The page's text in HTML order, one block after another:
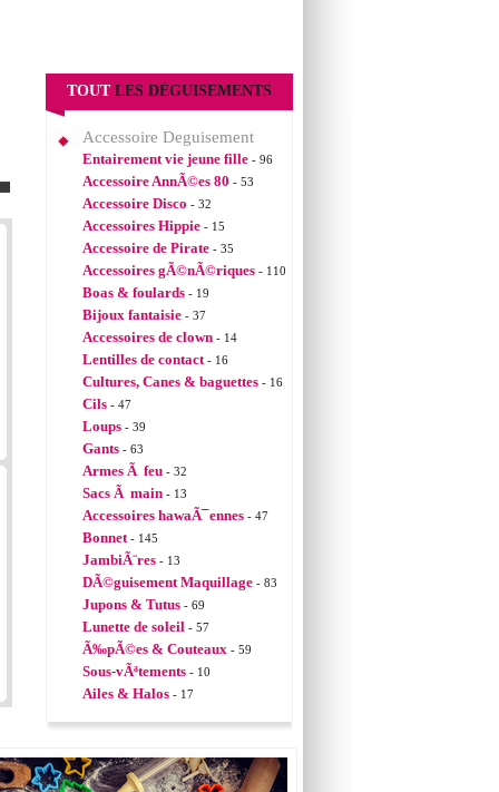
TOUT LES DÉGUISEMENTS
Accessoire Deguisement
Entairement vie jeune fille - 96
Accessoire AnnÃ©es 80 - 53
Accessoire Disco - 32
Accessoires Hippie - 15
Accessoire de Pirate - 35
Accessoires gÃ©nÃ©riques - 110
Boas & foulards - 19
Bijoux fantaisie - 37
Accessoires de clown - 14
Lentilles de contact - 16
Cultures, Canes & baguettes - 16
Cils - 47
Loups - 39
Gants - 63
Armes Ã feu - 32
Sacs Ã main - 13
Accessoires hawaÃ¯ennes - 47
Bonnet - 145
JambiÃ¨res - 13
DÃ©guisement Maquillage - 83
Jupons & Tutus - 69
Lunette de soleil - 57
Ã‰pÃ©es & Couteaux - 59
Sous-vÃªtements - 10
Ailes & Halos - 17